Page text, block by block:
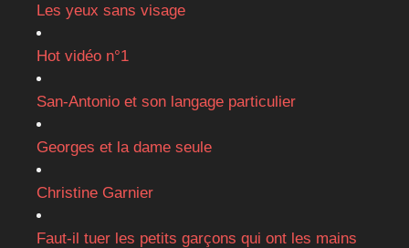
Les yeux sans visage
Hot vidéo n°1
San-Antonio et son langage particulier
Georges et la dame seule
Christine Garnier
Faut-il tuer les petits garçons qui ont les mains